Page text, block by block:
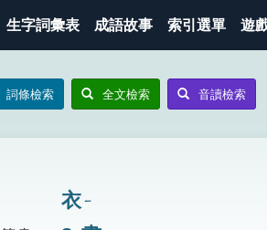
生字詞彙表 成語故事 索引選單 遊
詞條檢索 全文檢索 音讀檢索
衣 ㄧ